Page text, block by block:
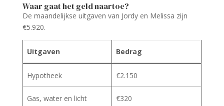
Waar gaat het geld naartoe?
De maandelijkse uitgaven van Jordy en Melissa zijn
€5.920.
Uitgaven Bedrag
Hypotheek €2.150
Gas, water en licht €320